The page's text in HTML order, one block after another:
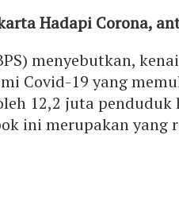
Hadapi Corona,
menyebutkan,
Covid-19 yang
12,2 juta
ini merupakan yang